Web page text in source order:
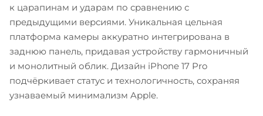
к царапинам и ударам по сравнению с
предыдущими версиями. Уникальная цельная
платформа камеры аккуратно интегрирована в
заднюю панель, придавая устройству гармоничный
и монолитный облик. Дизайн iPhone 17 Pro
подчёркивает статус и технологичность, сохраняя
узнаваемый минимализм Apple.